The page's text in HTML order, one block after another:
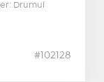
Drumul
#102128